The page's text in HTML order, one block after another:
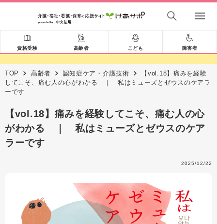
資格受験 高齢者 こども 障害者
TOP 高齢者 認知症ケア・介護技術
【vol.18】痛みを経験
してこそ、痛む人の心がわかる ｜ 私はミューズとゼウスのケアラ
ーです
【vol.18】痛みを経験してこそ、痛む人の心
がわかる ｜ 私はミューズとゼウスのケア
ラーです
2025/12/22